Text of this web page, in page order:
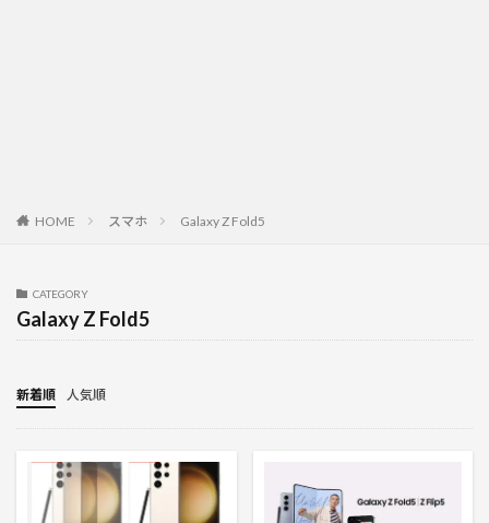
HOME スマホ Galaxy Z Fold5
CATEGORY
Galaxy Z Fold5
新着順 人気順